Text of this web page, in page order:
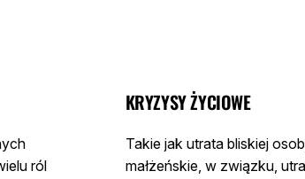
ról
KRYZYSY ŻYCIOWE
Takie jak utrata bliskiej
małżeńskie, w związku,